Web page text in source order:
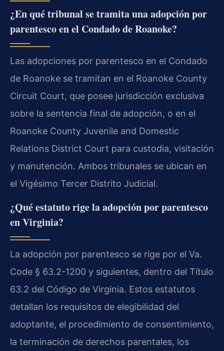
¿En qué tribunal se tramita una adopción por
parentesco en el Condado de Roanoke?
Las adopciones por parentesco en el Condado
de Roanoke se tramitan en el Roanoke County
Circuit Court, que posee jurisdicción exclusiva
sobre la sentencia final de adopción, o en el
Roanoke County Juvenile and Domestic
Relations District Court para custodia, visitación
y manutención. Ambos tribunales se ubican en
el Vigésimo Tercer Distrito Judicial.
¿Qué estatuto rige la adopción por parentesco
en Virginia?
La adopción por parentesco se rige por el Va.
Code § 63.2-1200 y siguientes, dentro del Título
63.2 del Código de Virginia. Estos estatutos
detallan los requisitos de elegibilidad del
adoptante, el procedimiento de consentimiento,
la terminación de derechos parentales, los